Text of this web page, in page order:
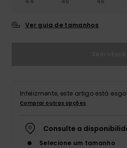
Ver guia de tamanhos
Infelizmente, este artigo está
Comprar outras opções
Consulte a
Selecione um tamanho